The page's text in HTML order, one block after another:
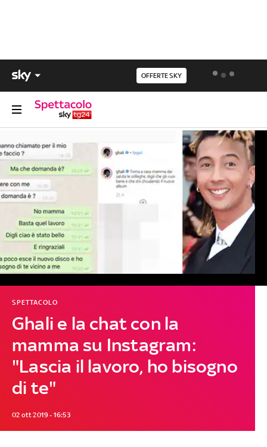
OFFERTE SKY
Ghali e la chat con la
mamma su Instagram:
"Lascia il lavoro, ho bisogno
di te"
SPETTACOLO
02 ott 2019 - 16:53